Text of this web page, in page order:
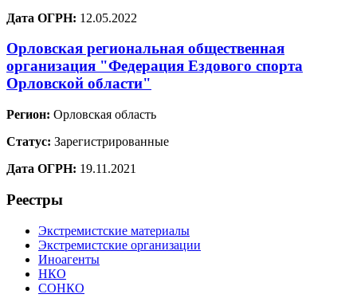
Дата ОГРН: 12.05.2022
Орловская региональная общественная
организация "Федерация Ездового спорта
Орловской области"
Регион: Орловская область
Статус: Зарегистрированные
Дата ОГРН: 19.11.2021
Реестры
Экстремистские материалы
Экстремистские организации
Иноагенты
НКО
СОНКО